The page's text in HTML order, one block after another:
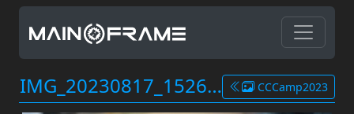
IMG_20230817_152638.jpg CCCamp2023